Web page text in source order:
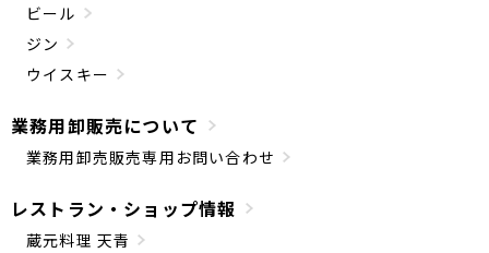
ビール
ジン
ウイスキー
業務用卸販売について
業務用卸売販売専用お問い合わせ
レストラン・ショップ情報
蔵元料理 天青